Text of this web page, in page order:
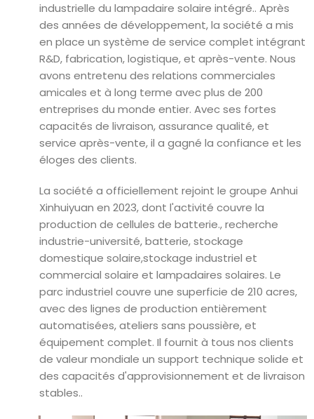
industrielle du lampadaire solaire intégré.. Après
des années de développement, la société a mis
en place un système de service complet intégrant
R&D, fabrication, logistique, et après-vente. Nous
avons entretenu des relations commerciales
amicales et à long terme avec plus de 200
entreprises du monde entier. Avec ses fortes
capacités de livraison, assurance qualité, et
service après-vente, il a gagné la confiance et les
éloges des clients.
La société a officiellement rejoint le groupe Anhui
Xinhuiyuan en 2023, dont l'activité couvre la
production de cellules de batterie., recherche
industrie-université, batterie, stockage
domestique solaire,stockage industriel et
commercial solaire et lampadaires solaires. Le
parc industriel couvre une superficie de 210 acres,
avec des lignes de production entièrement
automatisées, ateliers sans poussière, et
équipement complet. Il fournit à tous nos clients
de valeur mondiale un support technique solide et
des capacités d'approvisionnement et de livraison
stables..